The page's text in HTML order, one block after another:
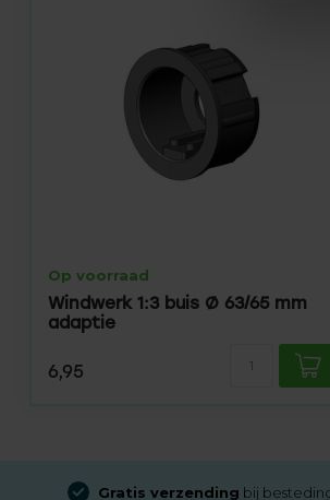
Op voorraad
Windwerk 1:3 buis Ø 63/65 mm
adaptie
6,95
Gratis verzending bij